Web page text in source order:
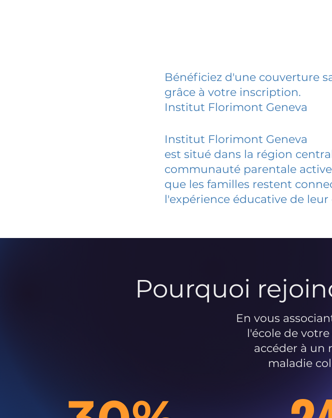
Bénéficiez d'une couverture
grâce à votre inscription.
Institut Florimont Geneva
Institut Florimont Geneva
est situé dans la région
communauté parentale
que les familles restent
l'expérience éducative de leur
Pourquoi
En vous
l'école de
accéder à un
maladie